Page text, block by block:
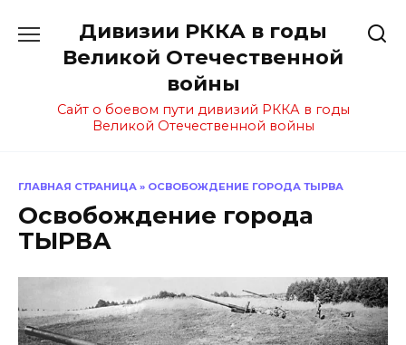
содержанию
Дивизии РККА в годы
Великой Отечественной
войны
Сайт о боевом пути дивизий РККА в годы
Великой Отечественной войны
ГЛАВНАЯ СТРАНИЦА » ОСВОБОЖДЕНИЕ ГОРОДА ТЫРВА
Освобождение города
ТЫРВА